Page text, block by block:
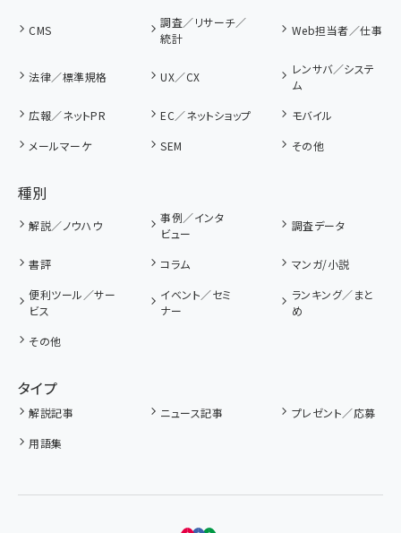
CMS
調査／リサーチ／
統計
Web担当者／仕事
法律／標準規格 UX／CX
レンサバ／システ
ム
広報／ネットPR
EC／ネットショップ
モバイル
メールマーケ
SEM その他
種別
解説／ノウハウ
事例／インタ
ビュー
調査データ
書評 コラム
マンガ/小説
便利ツール／サー
ビス
イベント／セミ
ナー
ランキング／まと
め
その他
タイプ
解説記事 ニュース記事
プレゼント／応募
用語集